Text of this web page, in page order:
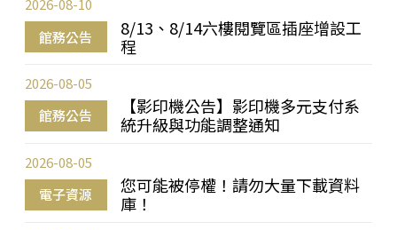
館務公告
8/13、8/14六樓閱覽區插座增設工
程
2026-08-10
館務公告
【影印機公告】影印機多元支付系
統升級與功能調整通知
2026-08-05
電子資源
您可能被停權！請勿大量下載資料
庫！
2026-08-05